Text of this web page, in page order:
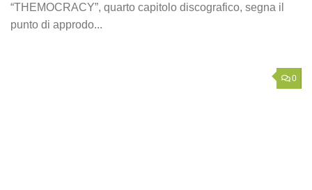
“THEMOCRACY”, quarto capitolo discografico, segna il
punto di approdo...
0